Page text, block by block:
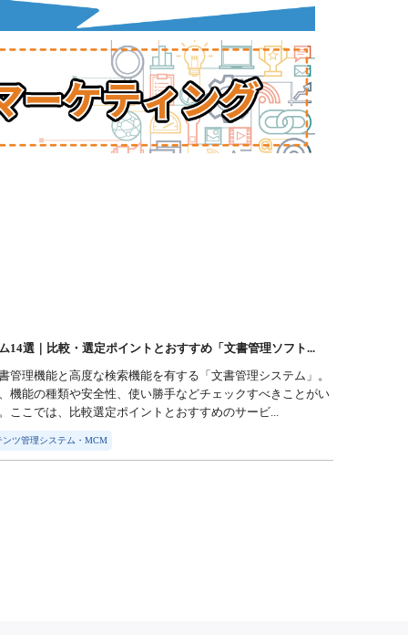
14選｜比較・選定ポイントとおすすめ「文書管理ソフト...
管理機能と高度な検索機能を有する「文書管理システム」。
機能の種類や安全性、使い勝手などチェックすべきことがい
ここでは、比較選定ポイントとおすすめのサービ...
ツ管理システム・MCM